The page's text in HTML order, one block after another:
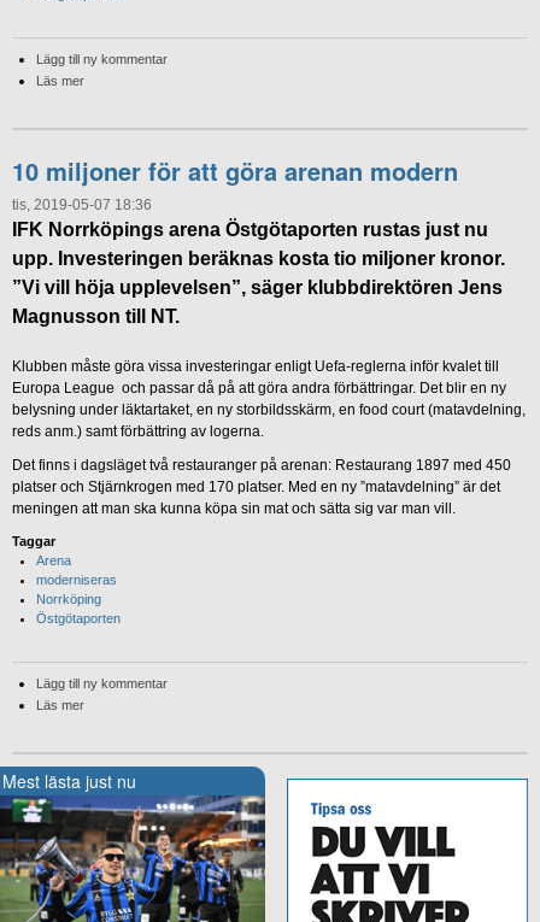
Lägg till ny kommentar
Läs mer
10 miljoner för att göra arenan modern
tis, 2019-05-07 18:36
IFK Norrköpings arena Östgötaporten rustas just nu
upp. Investeringen beräknas kosta tio miljoner kronor.
”Vi vill höja upplevelsen”, säger klubbdirektören Jens
Magnusson till NT.
Klubben måste göra vissa investeringar enligt Uefa-reglerna inför kvalet till
Europa League och passar då på att göra andra förbättringar. Det blir en ny
belysning under läktartaket, en ny storbildsskärm, en food court (matavdelning,
reds anm.) samt förbättring av logerna.
Det finns i dagsläget två restauranger på arenan: Restaurang 1897 med 450
platser och Stjärnkrogen med 170 platser. Med en ny ”matavdelning” är det
meningen att man ska kunna köpa sin mat och sätta sig var man vill.
Taggar
Arena
moderniseras
Norrköping
Östgötaporten
Lägg till ny kommentar
Läs mer
Mest lästa just nu